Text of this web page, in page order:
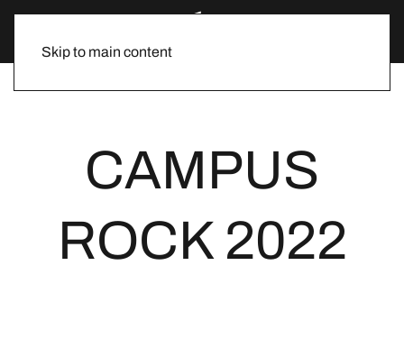
Skip to main content
CAMPUS
ROCK 2022